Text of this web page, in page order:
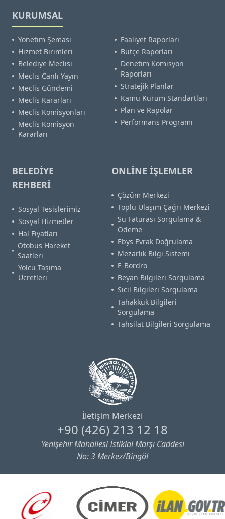
KURUMSAL
Yönetim Şeması
Hizmet Birimleri
Belediye Meclisi
Meclis Canlı Yayın
Meclis Gündemi
Meclis Kararları
Meclis Komisyonları
Meclis Komisyon
Kararları
Faaliyet Raporları
Bütçe Raporları
Denetim Komisyon
Raporları
Stratejik Planlar
Kamu Kurum Standartları
Plan ve Rapolar
Performans Programı
BELEDİYE
REHBERİ
Sosyal Tesislerimiz
Sosyal Hizmetler
Hal Fiyatları
Otobüs Hareket
Saatleri
Yolcu Taşıma
Ücretleri
ONLİNE İŞLEMLER
Çözüm Merkezi
Toplu Ulaşım Çağrı Merkezi
Su Faturası Sorgulama &
Ödeme
Ebys Evrak Doğrulama
Mezarlık Bilgi Sistemi
E-Bordro
Beyan Bilgileri Sorgulama
Sicil Bilgileri Sorgulama
Tahakkuk Bilgileri
Sorgulama
Tahsilat Bilgileri Sorgulama
İletişim Merkezi
+90 (426) 213 12 18
Yenişehir Mahallesi İstiklal Marşı Caddesi
No: 3 Merkez/Bingöl